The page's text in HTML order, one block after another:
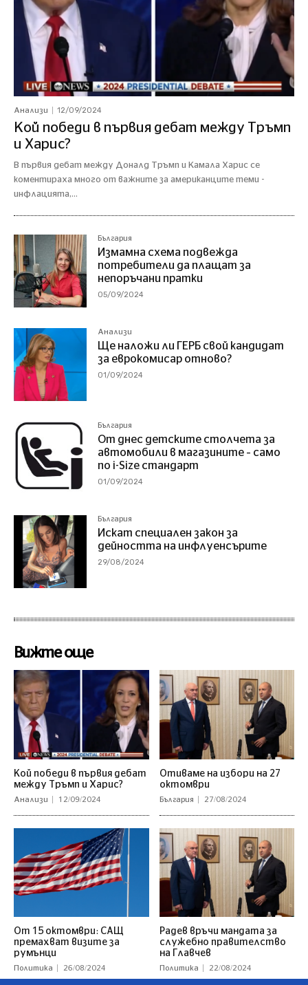
Анализи 12/09/2024
Кой победи в първия дебат между Тръмп
и Харис?
В първия дебат между Доналд Тръмп и Камала Харис се
коментираха много от важните за американците теми -
инфлацията,...
България
Измамна схема подвежда
потребители да плащат за
непоръчани пратки
05/09/2024
Анализи
Ще наложи ли ГЕРБ свой кандидат
за еврокомисар отново?
01/09/2024
България
От днес детските столчета за
автомобили в магазините – само
по i-Size стандарт
01/09/2024
България
Искат специален закон за
дейността на инфлуенсърите
29/08/2024
Вижте още
Кой победи в първия дебат
между Тръмп и Харис?
Анализи 12/09/2024
Отиваме на избори на 27
октомври
България 27/08/2024
От 15 октомври: САЩ
премахват визите за
румънци
Политика 26/08/2024
Радев връчи мандата за
служебно правителство
на Главчев
Политика 22/08/2024